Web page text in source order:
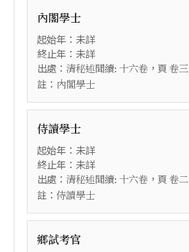
內閣學士
起始年：未詳
終止年：未詳
出處： 清秘述聞續: 十六卷 ，頁 卷三
註： 內閣學士
侍讀學士
起始年：未詳
終止年：未詳
出處： 清秘述聞續: 十六卷 ，頁 卷二
註： 侍讀學士
鄉試考官